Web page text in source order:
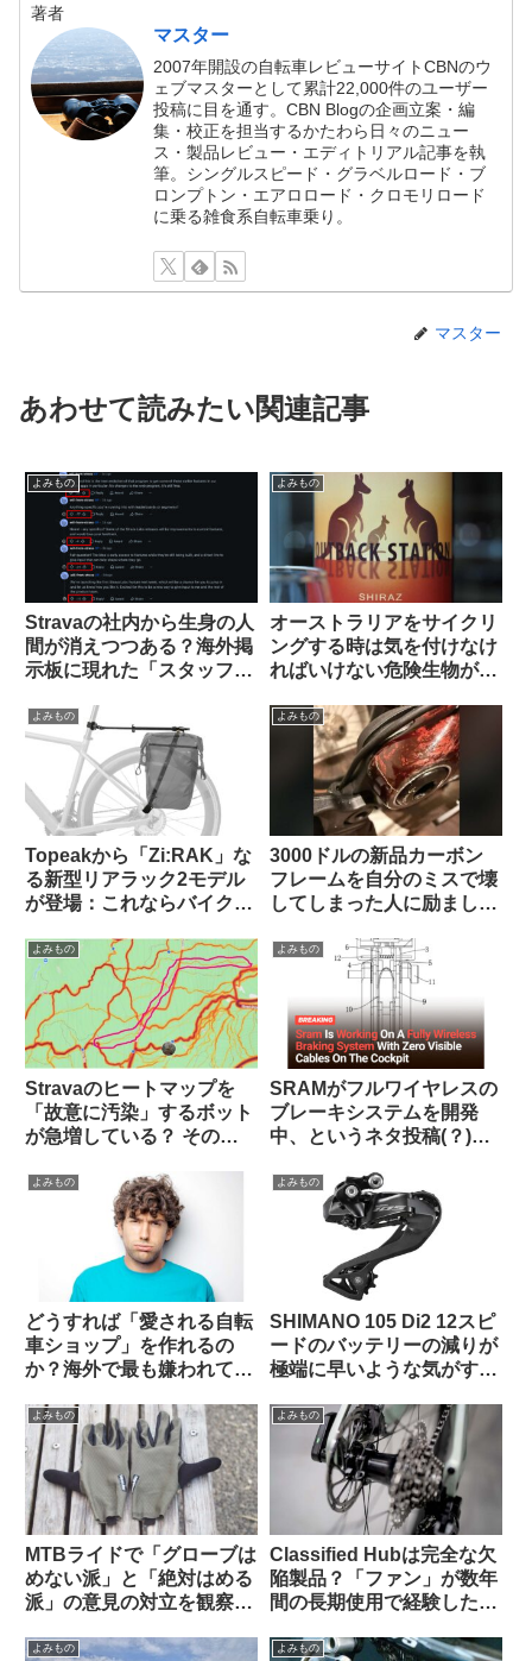
著者
マスター
2007年開設の自転車レビューサイトCBNのウ
ェブマスターとして累計22,000件のユーザー
投稿に目を通す。CBN Blogの企画立案・編
集・校正を担当するかたわら日々のニュー
ス・製品レビュー・エディトリアル記事を執
筆。シングルスピード・グラベルロード・ブ
ロンプトン・エアロロード・クロモリロード
に乗る雑食系自転車乗り。
マスター
あわせて読みたい関連記事
よみもの
Stravaの社内から生身の人
間が消えつつある？海外掲
示板に現れた「スタッフ」
ッシングを受ける
よみもの
オーストラリアをサイクリ
ングする時は気を付けなけ
ればいけない危険生物がい
い】
よみもの
Topeakから「Zi:RAK」な
る新型リアラック2モデル
が登場：これならバイクパ
らも納得？
よみもの
3000ドルの新品カーボン
フレームを自分のミスで壊
してしまった人に励ましの
板から）
よみもの
Stravaのヒートマップを
「故意に汚染」するボット
が急増している？ その背
板から）
よみもの
SRAMがフルワイヤレスの
ブレーキシステムを開発
中、というネタ投稿(？)に
の反応【おもしろコメン
よみもの
どうすれば「愛される自転
車ショップ」を作れるの
か？海外で最も嫌われてい
度に学ぶ（海外掲示板か
ら）
よみもの
SHIMANO 105 Di2 12スピ
ードのバッテリーの減りが
極端に早いような気がする
（海外掲示板から）
よみもの
MTBライドで「グローブは
めない派」と「絶対はめる
派」の意見の対立を観察す
よみもの
Classified Hubは完全な欠
陥製品？「ファン」が数年
間の長期使用で経験した
ら）
よみもの よみもの